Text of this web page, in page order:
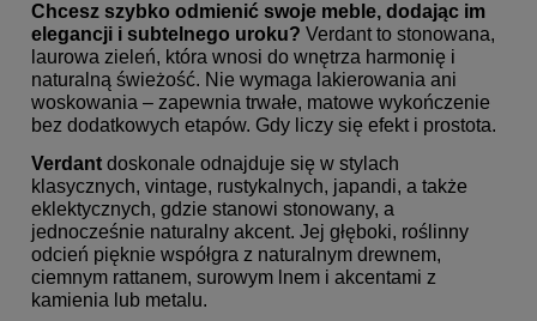
Chcesz szybko odmienić swoje meble, dodając im
elegancji i subtelnego uroku? Verdant to stonowana,
laurowa zieleń, która wnosi do wnętrza harmonię i
naturalną świeżość. Nie wymaga lakierowania ani
woskowania – zapewnia trwałe, matowe wykończenie
bez dodatkowych etapów. Gdy liczy się efekt i prostota.
Verdant doskonale odnajduje się w stylach
klasycznych, vintage, rustykalnych, japandi, a także
eklektycznych, gdzie stanowi stonowany, a
jednocześnie naturalny akcent. Jej głęboki, roślinny
odcień pięknie współgra z naturalnym drewnem,
ciemnym rattanem, surowym lnem i akcentami z
kamienia lub metalu.